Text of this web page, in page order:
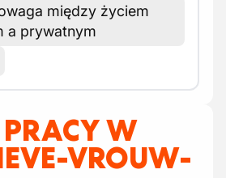
między życiem
a prywatnym
W
VROUW-